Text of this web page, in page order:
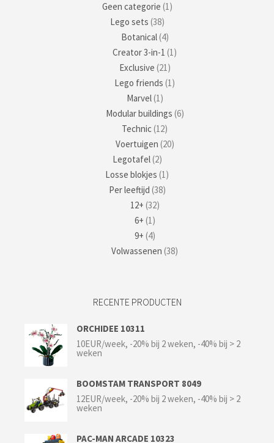
Geen categorie (1)
Lego sets (38)
Botanical(4)
Creator 3-in-1 (1)
Exclusive (21)
Lego friends (1)
Marvel(1)
Modular buildings (6)
Technic(12)
Voertuigen (20)
Legotafel(2)
Losse blokjes (1)
Per leeftijd (38)
12+ (32)
6+ (1)
9+ (4)
Volwassenen (38)
RECENTE PRODUCTEN
ORCHIDEE 10311
10EUR/week, -20% bij 2 weken, -40% bij > 2
weken
BOOMSTAM TRANSPORT 8049
12EUR/week, -20% bij 2 weken, -40% bij > 2
weken
PAC-MAN ARCADE 10323